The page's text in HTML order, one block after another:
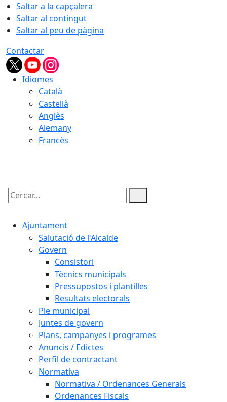
Saltar a la capçalera
Saltar al contingut
Saltar al peu de pàgina
Contactar
Idiomes
Català
Castellà
Anglès
Alemany
Francès
Cercar:
Ajuntament
Salutació de l'Alcalde
Govern
Consistori
Tècnics municipals
Pressupostos i plantilles
Resultats electorals
Ple municipal
Juntes de govern
Plans, campanyes i programes
Anuncis / Edictes
Perfil de contractant
Normativa
Normativa / Ordenances Generals
Ordenances Fiscals